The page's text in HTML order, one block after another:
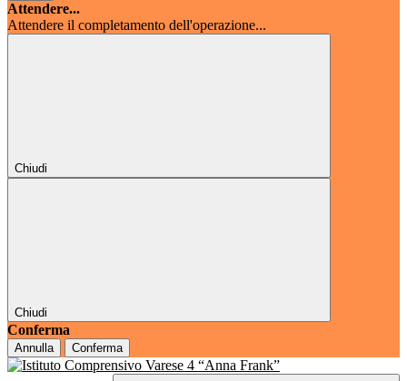
Attendere...
Attendere il completamento dell'operazione...
Chiudi
Chiudi
Conferma
Annulla Conferma